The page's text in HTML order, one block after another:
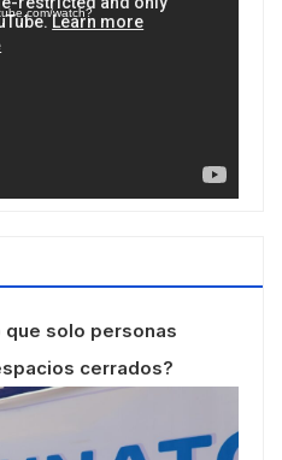
watch?
que solo personas
cerrados?